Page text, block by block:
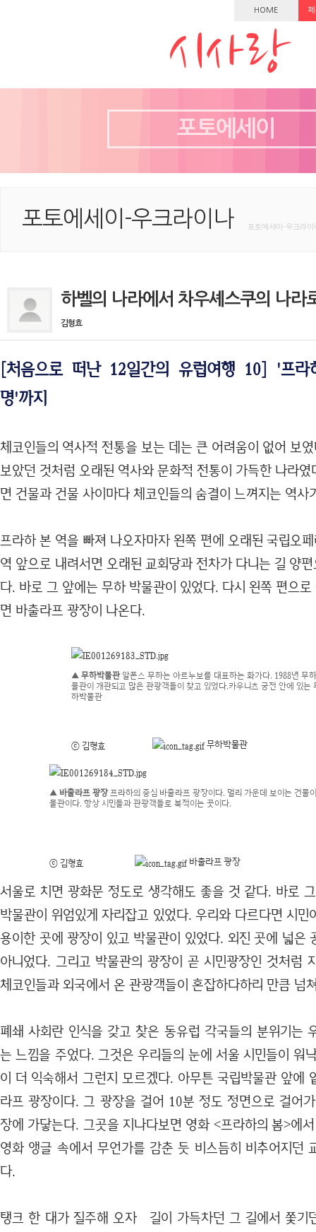
HOME
포토에세이
포토에세이-우크라이나 포토에세이-우크라
하벨의 나라에서 차우셰스쿠의 나라
김형효
[처음으로 떠난 12일간의 유럽여행 10] '프
명'까지
체코인들의 역사적 전통을 보는 데는 큰 어려움이 없어 보
보았던 것처럼 오래된 역사와 문화적 전통이 가득한 나라
면 건물과 건물 사이마다 체코인들의 숨결이 느껴지는 역사
프라하 본 역을 빠져 나오자마자 왼쪽 편에 오래된 국립오
역 앞으로 내려서면 오래된 교회당과 전차가 다니는 길 양
다. 바로 그 앞에는 무하 박물관이 있었다. 다시 왼쪽 편으
면 바출라프 광장이 나온다.
▲ 무하박물관알폰스 무하는 아르누보를 대표하는 화가다. 1988년 무
물관이 개관되고 많은 관광객들이 찾고 있었다.카우니츠 궁전 안에 있는
하박물관
ⓒ 김형효 무하박물관
▲ 바출라프 광장프라하의 중심 바출라프 광장이다. 멀리 가운데 보이는 건물
물관이다. 항상 시민들과 관광객들로 북적이는 곳이다.
ⓒ 김형효 바출라프 광장
서울로 치면 광화문 정도로 생각해도 좋을 것 같다. 바로
박물관이 위엄있게 자리잡고 있었다. 우리와 다르다면 시
용이한 곳에 광장이 있고 박물관이 있었다. 외진 곳에 넓은
아니었다. 그리고 박물관의 광장이 곧 시민광장인 것처럼
체코인들과 외국에서 온 관광객들이 혼잡하다하리 만큼 넘
폐쇄 사회란 인식을 갖고 찾은 동유럽 각국들의 분위기는
는 느낌을 주었다. 그것은 우리들의 눈에 서울 시민들이 워
이 더 익숙해서 그런지 모르겠다. 아무튼 국립박물관 앞에
라프 광장이다. 그 광장을 걸어 10분 정도 정면으로 걸어
장에 가닿는다. 그곳을 지나다보면 영화 <프라하의 봄>에
영화 앵글 속에서 무언가를 감춘 듯 비스듬히 비추어지던
다.
탱크 한 대가 질주해 오자 길이 가득차던 그 길에서 쫓기